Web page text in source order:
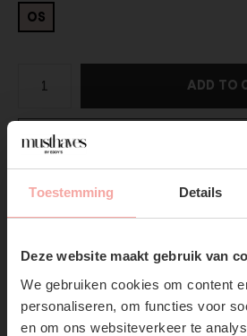
Toestemming Details
Deze website maakt gebruik van
We gebruiken cookies om content
personaliseren, om functies voor
en om ons websiteverkeer te
SUBSCRIBE NOW
10% OFF YOUR
ORDER!
Don't miss out on our trendy new
OS
ADD TO
Gratis verzending Vanaf €75,-
Verzenden & Retourneren